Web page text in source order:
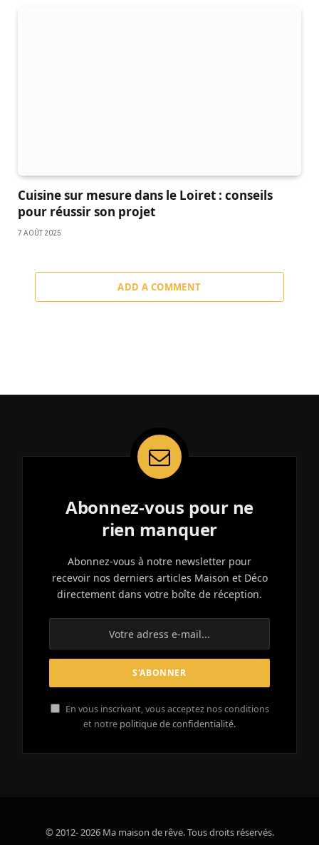
Cuisine sur mesure dans le Loiret : conseils
pour réussir son projet
7 AOÛT 2025
ADD A COMMENT
Abonnez-vous pour ne
rien manquer
Abonnez-vous à notre newsletter pour
recevoir nos derniers articles Maison et Déco
directement dans votre boîte de réception.
En vous inscrivant, vous acceptez nos conditions
et notre politique de confidentialité.
© 2012- 2026 Ma maison de rêve. Tous droits réservés.